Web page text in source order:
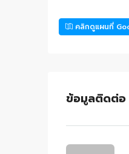
คลิกดูแผนที่
ข้อมูลติดต่อ